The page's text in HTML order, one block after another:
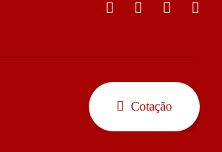
Cotação